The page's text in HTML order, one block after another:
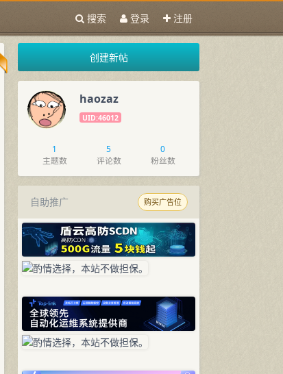
搜索 登录 注册
创建新帖
haozaz
UID:46012
1
主题数
5
评论数
0
粉丝数
自助推广 购买广告位